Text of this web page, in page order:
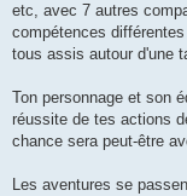
etc, avec 7 autres
compétences
tous assis autour d'une
Ton personnage et son
réussite de tes actions
chance sera peut-être
Les aventures se